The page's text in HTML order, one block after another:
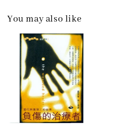
You may also like